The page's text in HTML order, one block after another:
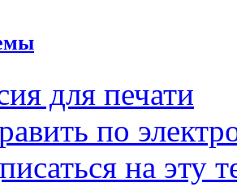
для печати
по
на эту